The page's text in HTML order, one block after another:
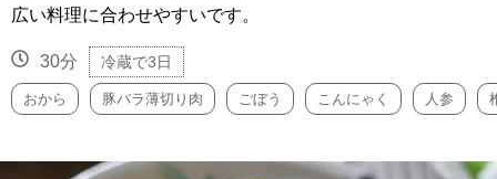
広い料理に合わせやすいです。
30分 冷蔵で3日
おから 豚バラ薄切り肉 ごぼう こんにゃく 人参